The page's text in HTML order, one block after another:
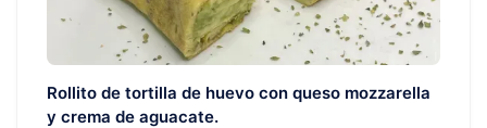
Rollito de tortilla de huevo con queso mozzarella
y crema de aguacate.